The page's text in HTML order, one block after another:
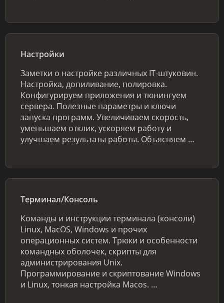
Настройки
Заметки о настройке различных IT-штуковин.
Настройка, допиливание, полировка.
Конфигурируем приложения и тюнингуем
сервера. Полезные параметры и ключи
запуска программ. Увеличиваем скорость,
уменьшаем отклик, ускоряем работу и
улучшаем результаты работы. Объясняем …
Терминал/Консоль
Команды и инструкции терминала (консоли)
Linux, MacOS, Windows и прочих
операционных систем. Трюки и особенности
командных оболочек, скрипты для
администрирования Unix.
Программирование и скриптование Windows
и Linux, тонкая настройка Macos. …